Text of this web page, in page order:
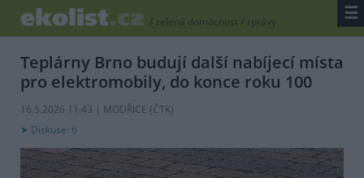
/ zelená domácnost/ zprávy ☰
Teplárny Brno budují další nabíjecí místa
pro elektromobily, do konce roku 100
16.5.2026 11:43 | MODŘICE (ČTK)
Diskuse: 6